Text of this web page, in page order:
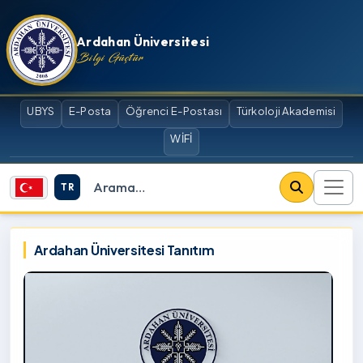
İçeriğe atla
Ardahan Üniversitesi
Bilgi Güçtür
UBYS E-Posta Öğrenci E-Postası Türkoloji Akademisi
WİFİ
TR
Site içi arama
Ardahan Üniversitesi
Ardahan Üniversitesi Tanıtım